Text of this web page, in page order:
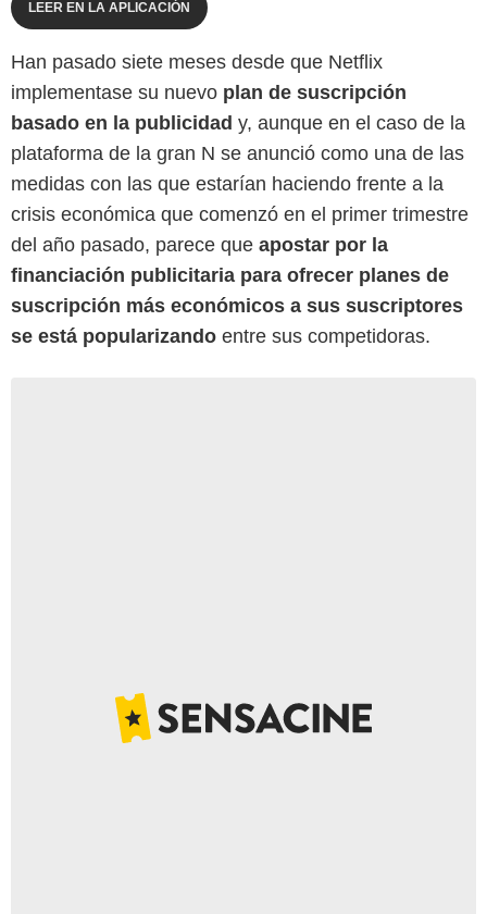
LEER EN LA APLICACIÓN
Han pasado siete meses desde que Netflix
implementase su nuevo plan de suscripción
basado en la publicidad y, aunque en el caso de la
plataforma de la gran N se anunció como una de las
medidas con las que estarían haciendo frente a la
crisis económica que comenzó en el primer trimestre
del año pasado, parece que apostar por la
financiación publicitaria para ofrecer planes de
suscripción más económicos a sus suscriptores
se está popularizando entre sus competidoras.